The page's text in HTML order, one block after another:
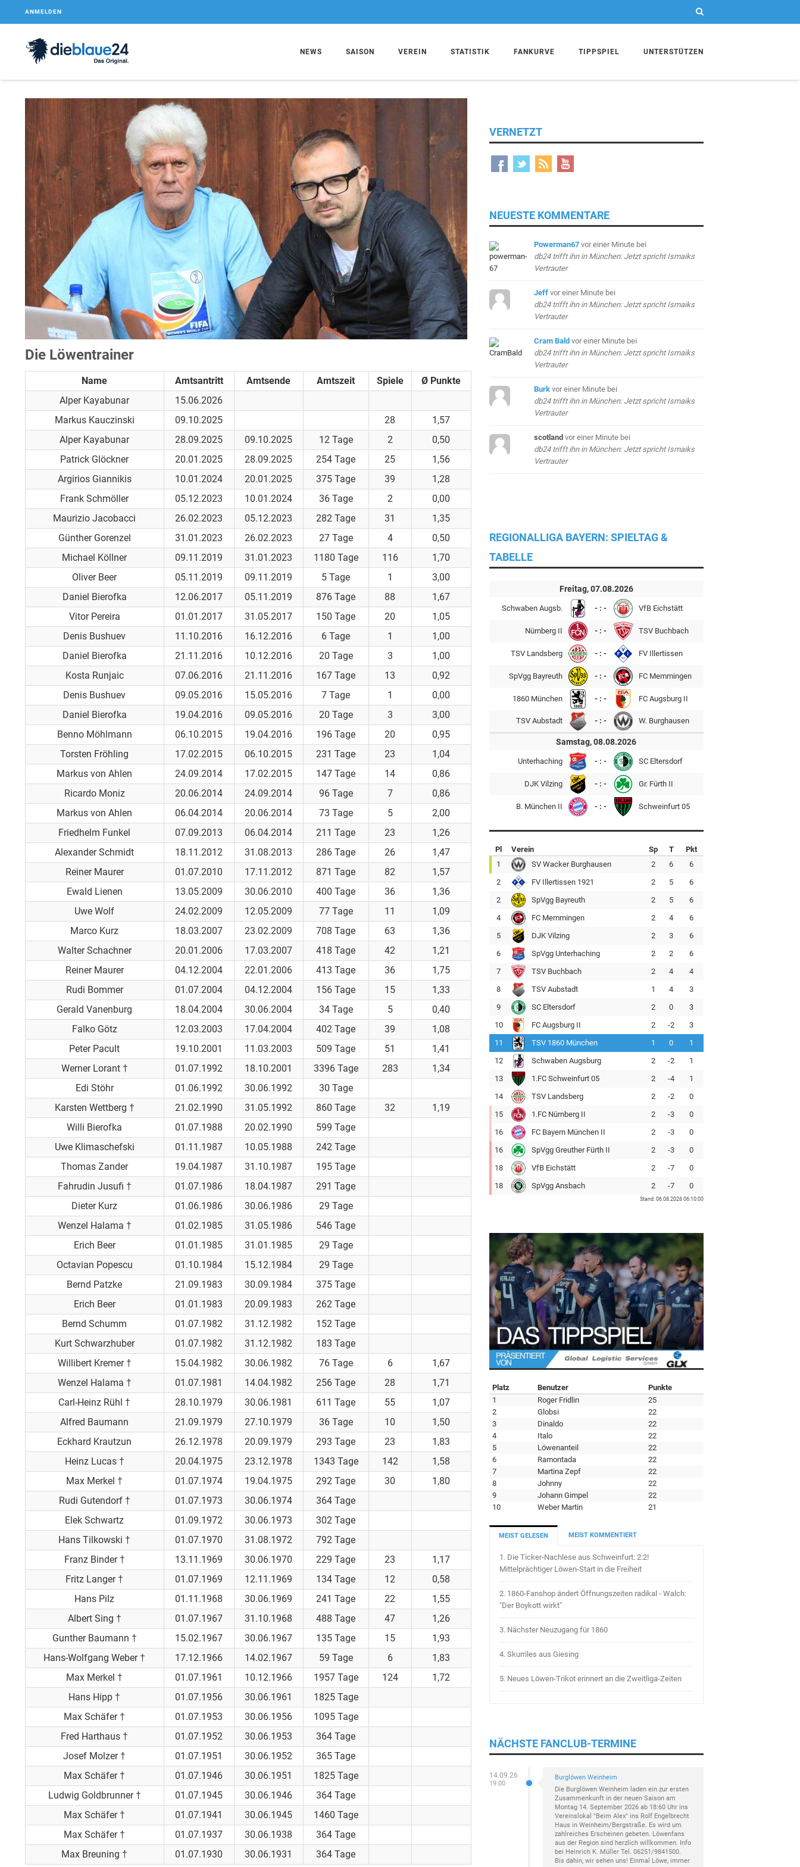
ANMELDEN
NEWS SAISON VEREIN STATISTIK FANKURVE TIPPSPIEL UNTERSTÜTZEN
Die Löwentrainer
Name Amtsantritt Amtsende Amtszeit Spiele
Ø Punkte
Alper Kayabunar
15.06.2026
Markus Kauczinski
09.10.2025 28
1,57
Alper Kayabunar
28.09.2025 09.10.2025 12 Tage 2
0,50
Patrick Glöckner
20.01.2025 28.09.2025 254 Tage 25
1,56
Argirios Giannikis
10.01.2024 20.01.2025 375 Tage 39
1,28
Frank Schmöller
05.12.2023 10.01.2024 36 Tage 2
0,00
Maurizio Jacobacci
26.02.2023 05.12.2023 282 Tage 31
1,35
Günther Gorenzel
31.01.2023 26.02.2023 27 Tage 4
0,50
Michael Köllner
09.11.2019 31.01.2023 1180 Tage 116
1,70
Oliver Beer
05.11.2019 09.11.2019 5 Tage 1
3,00
Daniel Bierofka
12.06.2017 05.11.2019 876 Tage 88
1,67
Vitor Pereira
01.01.2017 31.05.2017 150 Tage 20
1,05
Denis Bushuev
11.10.2016 16.12.2016 6 Tage 1
1,00
Daniel Bierofka
21.11.2016 10.12.2016 20 Tage 3
1,00
Kosta Runjaic
07.06.2016 21.11.2016 167 Tage 13
0,92
Denis Bushuev
09.05.2016 15.05.2016 7 Tage 1
0,00
Daniel Bierofka
19.04.2016 09.05.2016 20 Tage 3
3,00
Benno Möhlmann
06.10.2015 19.04.2016 196 Tage 20
0,95
Torsten Fröhling
17.02.2015 06.10.2015 231 Tage 23
1,04
Markus von Ahlen
24.09.2014 17.02.2015 147 Tage 14
0,86
Ricardo Moniz
20.06.2014 24.09.2014 96 Tage 7
0,86
Markus von Ahlen
06.04.2014 20.06.2014 73 Tage 5
2,00
Friedhelm Funkel
07.09.2013 06.04.2014 211 Tage 23
1,26
Alexander Schmidt
18.11.2012 31.08.2013 286 Tage 26
1,47
Reiner Maurer
01.07.2010 17.11.2012 871 Tage 82
1,57
Ewald Lienen
13.05.2009 30.06.2010 400 Tage 36
1,36
Uwe Wolf
24.02.2009 12.05.2009 77 Tage 11
1,09
Marco Kurz
18.03.2007 23.02.2009 708 Tage 63
1,36
Walter Schachner
20.01.2006 17.03.2007 418 Tage 42
1,21
Reiner Maurer
04.12.2004 22.01.2006 413 Tage 36
1,75
Rudi Bommer
01.07.2004 04.12.2004 156 Tage 15
1,33
Gerald Vanenburg
18.04.2004 30.06.2004 34 Tage 5
0,40
Falko Götz
12.03.2003 17.04.2004 402 Tage 39
1,08
Peter Pacult
19.10.2001 11.03.2003 509 Tage 51
1,41
Werner Lorant †
01.07.1992 18.10.2001 3396 Tage 283
1,34
Edi Stöhr
01.06.1992 30.06.1992
30 Tage
Karsten Wettberg †
21.02.1990 31.05.1992 860 Tage 32
1,19
Willi Bierofka
01.07.1988 20.02.1990
599 Tage
Uwe Klimaschefski
01.11.1987 10.05.1988
242 Tage
Thomas Zander
19.04.1987 31.10.1987
195 Tage
Fahrudin Jusufi †
01.07.1986 18.04.1987
291 Tage
Dieter Kurz
01.06.1986 30.06.1986
29 Tage
Wenzel Halama †
01.02.1985 31.05.1986
546 Tage
Erich Beer
01.01.1985 31.01.1985
29 Tage
Octavian Popescu
01.10.1984 15.12.1984
29 Tage
Bernd Patzke
21.09.1983 30.09.1984
375 Tage
Erich Beer
01.01.1983 20.09.1983
262 Tage
Bernd Schumm
01.07.1982 31.12.1982
152 Tage
Kurt Schwarzhuber
01.07.1982 31.12.1982
183 Tage
Willibert Kremer †
15.04.1982 30.06.1982 76 Tage 6
1,67
Wenzel Halama †
01.07.1981 14.04.1982 256 Tage 28
1,71
Carl-Heinz Rühl †
28.10.1979 30.06.1981 611 Tage 55
1,07
Alfred Baumann
21.09.1979 27.10.1979 36 Tage 10
1,50
Eckhard Krautzun
26.12.1978 20.09.1979 293 Tage 23
1,83
Heinz Lucas †
20.04.1975 23.12.1978 1343 Tage 142
1,58
Max Merkel †
01.07.1974 19.04.1975 292 Tage 30
1,80
Rudi Gutendorf †
01.07.1973 30.06.1974
364 Tage
Elek Schwartz
01.09.1972 30.06.1973
302 Tage
Hans Tilkowski †
01.07.1970 31.08.1972
792 Tage
Franz Binder †
13.11.1969 30.06.1970 229 Tage 23
1,17
Fritz Langer †
01.07.1969 12.11.1969 134 Tage 12
0,58
Hans Pilz
01.11.1968 30.06.1969 241 Tage 22
1,55
Albert Sing †
01.07.1967 31.10.1968 488 Tage 47
1,26
Gunther Baumann †
15.02.1967 30.06.1967 135 Tage 15
1,93
Hans-Wolfgang Weber †
17.12.1966 14.02.1967 59 Tage 6
1,83
Max Merkel †
01.07.1961 10.12.1966 1957 Tage 124
1,72
Hans Hipp †
01.07.1956 30.06.1961
1825 Tage
Max Schäfer †
01.07.1953 30.06.1956
1095 Tage
Fred Harthaus †
01.07.1952 30.06.1953
364 Tage
Josef Molzer †
01.07.1951 30.06.1952
365 Tage
Max Schäfer †
01.07.1946 30.06.1951
1825 Tage
Ludwig Goldbrunner †
01.07.1945 30.06.1946
364 Tage
Max Schäfer †
01.07.1941 30.06.1945
1460 Tage
Max Schäfer †
01.07.1937 30.06.1938
364 Tage
Max Breuning †
01.07.1930 30.06.1931 364 Tage
VERNETZT
NEUESTE KOMMENTARE
Powerman67 vor einer Minutebei
db24 trifft ihn in München: Jetzt spricht Ismaiks
Vertrauter
Jeff vor einer Minutebei
db24 trifft ihn in München: Jetzt spricht Ismaiks
Vertrauter
Cram Bald vor einer Minutebei
db24 trifft ihn in München: Jetzt spricht Ismaiks
Vertrauter
Burk vor einer Minutebei
db24 trifft ihn in München: Jetzt spricht Ismaiks
Vertrauter
scotland vor einer Minutebei
db24 trifft ihn in München: Jetzt spricht Ismaiks
Vertrauter
REGIONALLIGA BAYERN: SPIELTAG &
TABELLE
Freitag, 07.08.2026
Schwaben Augsb. - : - VfB Eichstätt
Nürnberg II - : - TSV Buchbach
TSV Landsberg - : - FV Illertissen
SpVgg Bayreuth - : - FC Memmingen
1860 München - : - FC Augsburg II
TSV Aubstadt - : - W. Burghausen
Samstag, 08.08.2026
Unterhaching - : - SC Eltersdorf
DJK Vilzing - : - Gr. Fürth II
B. München II - : - Schweinfurt 05
Pl Verein Sp T
Pkt
1
SV Wacker Burghausen 2 6
6
2
FV Illertissen 1921 2 5
6
2
SpVgg Bayreuth 2 5
6
4
FC Memmingen 2 4
6
5
DJK Vilzing 2 3
6
6
SpVgg Unterhaching 2 2
6
7
TSV Buchbach 2 4
4
8
TSV Aubstadt 1 4
3
9
SC Eltersdorf 2 0
3
10
FC Augsburg II 2 -2
3
11
TSV 1860 München 1 0
1
12
Schwaben Augsburg 2 -2
1
13
1.FC Schweinfurt 05 2 -4
1
14
TSV Landsberg 2 -2
0
15
1.FC Nürnberg II 2 -3
0
16
FC Bayern München II 2 -3
0
16
SpVgg Greuther Fürth II 2 -3
0
18
VfB Eichstätt 2 -7
0
18
SpVgg Ansbach 2 -7 0
Stand: 06.08.2026 06:10:00
Platz Benutzer
Punkte
1
Roger Fridlin
25
2
Globsi
22
3
Dinaldo
22
4
Italo
22
5
Löwenanteil
22
6
Ramontada
22
7
Martina Zepf
22
8
Johnny
22
9
Johann Gimpel
22
10
Weber Martin 21
MEIST GELESEN MEIST KOMMENTIERT
1. Die Ticker-Nachlese aus Schweinfurt: 2:2!
Mittelprächtiger Löwen-Start in die Freiheit
2. 1860-Fanshop ändert Öffnungszeiten radikal - Walch:
"Der Boykott wirkt"
3. Nächster Neuzugang für 1860
4. Skurriles aus Giesing
5. Neues Löwen-Trikot erinnert an die Zweitliga-Zeiten
NÄCHSTE FANCLUB-TERMINE
14.09.26
19:00
Burglöwen Weinheim
Die Burglöwen Weinheim laden ein zur ersten
Zusammenkunft in der neuen Saison am
Montag 14. September 2026 ab 18:60 Uhr ins
Vereinslokal "Beim Alex" ins Rolf Engelbrecht
Haus in Weinheim/Bergstraße. Es wird um
zahlreiches Erscheinen gebeten. Löwenfans
aus der Region sind herzlich willkommen. Info
bei Heinrich K. Müller Tel. 06251/9841500.
Bis dahin, wir sehen uns! Einmal Löwe, immer